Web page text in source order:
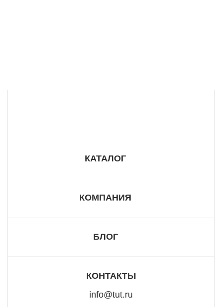
КАТАЛОГ
КОМПАНИЯ
БЛОГ
КОНТАКТЫ
info@tut.ru